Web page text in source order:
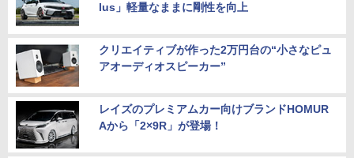
lus」軽量なままに剛性を向上
クリエイティブが作った2万円台の“小さなピュ
アオーディオスピーカー”
レイズのプレミアムカー向けブランドHOMUR
Aから「2×9R」が登場！